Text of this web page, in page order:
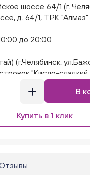
шоссе 64/1 (г.
д. 64/1, ТРК "Алмаз"
до 20:00
(г.Челябинск,
"Кисло-
до 20:00
(г. Челябинск,
до 20:00
до 20:00
В
Купить в 1 клик